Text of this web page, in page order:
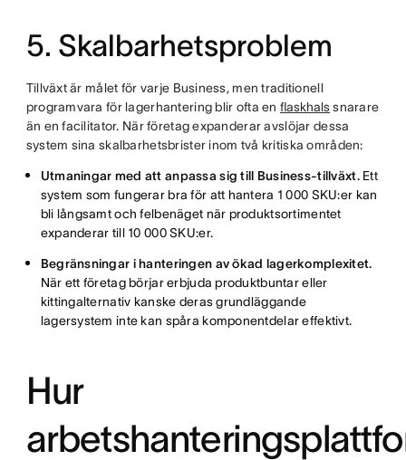
5. Skalbarhetsproblem
Tillväxt är målet för varje Business, men traditionell
programvara för lagerhantering blir ofta en flaskhalssnarare
än en facilitator. När företag expanderar avslöjar dessa
system sina skalbarhetsbrister inom två kritiska områden:
Utmaningar med att anpassa sig till Business-tillväxt.Ett
system som fungerar bra för att hantera 1 000 SKU:er kan
bli långsamt och felbenäget när produktsortimentet
expanderar till 10 000 SKU:er.
Begränsningar i hanteringen av ökad lagerkomplexitet.
När ett företag börjar erbjuda produktbuntar eller
kittingalternativ kanske deras grundläggande
lagersystem inte kan spåra komponentdelar effektivt.
Hur